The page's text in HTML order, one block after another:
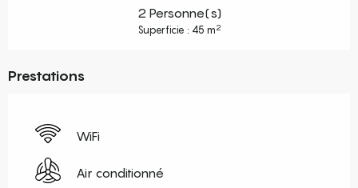
2 Personne(s)
Superficie : 45 m2
Prestations
WiFi
Air conditionné